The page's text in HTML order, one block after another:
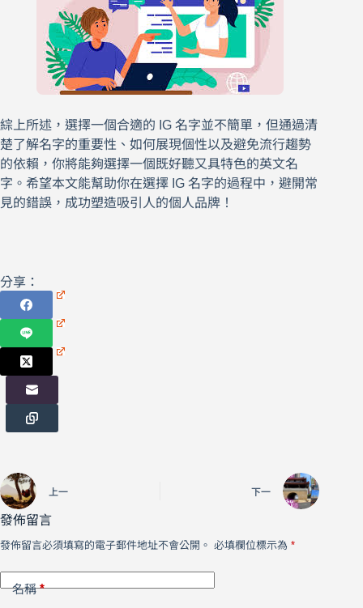
綜上所述，選擇一個合適的 IG 名字並不簡單，但通過清
楚了解名字的重要性、如何展現個性以及避免流行趨勢
的依賴，你將能夠選擇一個既好聽又具特色的英文名
字。希望本文能幫助你在選擇 IG 名字的過程中，避開常
見的錯誤，成功塑造吸引人的個人品牌！
分享：
上一 下一
發佈留言
發佈留言必須填寫的電子郵件地址不會公開。 必填欄位標示為 *
名稱*